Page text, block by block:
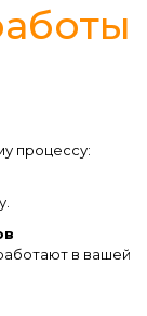
процессу:
в вашей